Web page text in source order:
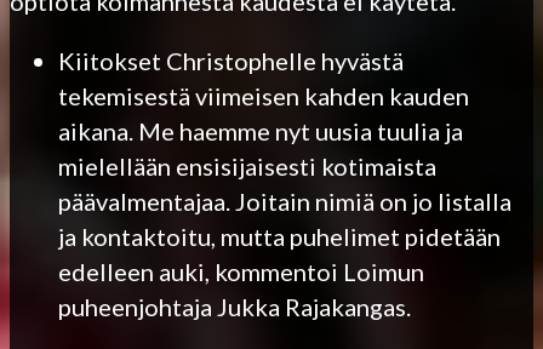
Kiitokset Christophelle hyvästä
tekemisestä viimeisen kahden kauden
aikana. Me haemme nyt uusia tuulia ja
mielellään ensisijaisesti kotimaista
päävalmentajaa. Joitain nimiä on jo listalla
ja kontaktoitu, mutta puhelimet pidetään
edelleen auki, kommentoi Loimun
puheenjohtaja Jukka Rajakangas.